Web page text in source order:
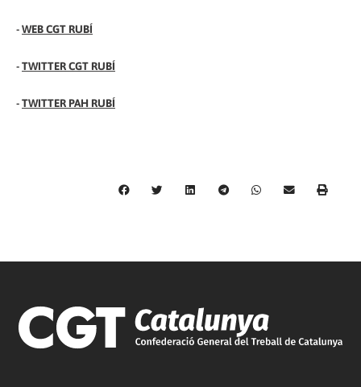
-WEB CGT RUBÍ
-TWITTER CGT RUBÍ
-TWITTER PAH RUBÍ